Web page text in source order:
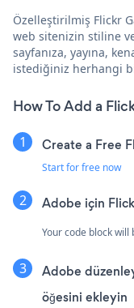
Özelleştirilmiş Flickr
web sitenizin stiline
sayfanıza, yayına,
istediğiniz herhangi
How To Add a
Create a Free
Start for free now
Adobe için
Your code block
Adobe
öğesini ekleyin